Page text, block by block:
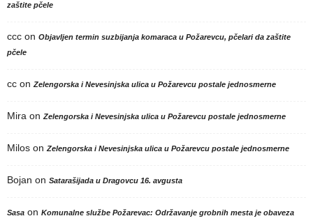
zaštite pčele
ccc on Objavljen termin suzbijanja komaraca u Požarevcu, pčelari da zaštite
pčele
cc on Zelengorska i Nevesinjska ulica u Požarevcu postale jednosmerne
Mira on Zelengorska i Nevesinjska ulica u Požarevcu postale jednosmerne
Milos on Zelengorska i Nevesinjska ulica u Požarevcu postale jednosmerne
Bojan on Satarašijada u Dragovcu 16. avgusta
Sasa on Komunalne službe Požarevac: Održavanje grobnih mesta je obaveza